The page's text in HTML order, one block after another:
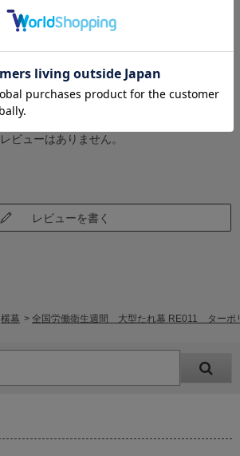
レビューはありません。
レビューを書く
横幕 > 全国労働衛生週間 大型たれ幕 RE011 ター